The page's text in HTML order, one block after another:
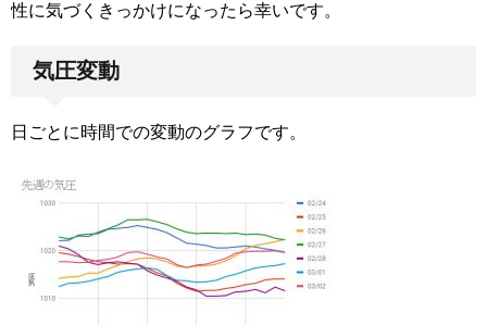
性に気づくきっかけになったら幸いです。
気圧変動
日ごとに時間での変動のグラフです。